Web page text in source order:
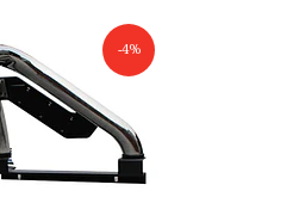
-4%